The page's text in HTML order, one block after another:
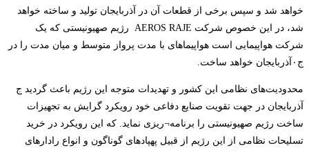
خواهد شد و سپس برخی از قطعات آن در آذربایجان تولید و ساخته خواهد
شد، در این خصوص شرکت AEROS RAJE رژیم صهیونیستی که یک
شرکت هواپیمایی است هواپیماهای با مدت پرواز متوسط و میان مدت را در
ج۰آذربایجان خواهد ساخت.
محدودیت‌های نظامی این کشور و تهدیدات متوجه این رژیم باعث گردید ج
آذربایجان در جهت تقویت صنایع دفاعی خود رویکرد گرایش به تجهیزات
ساخت رژیم صهیونیستی را برنامه¬ریزی نماید. که این رویکرد در خرید
تسلیحات نظامی از این رژیم از قبیل پهپادهای گوناگون و انواع رادارهای